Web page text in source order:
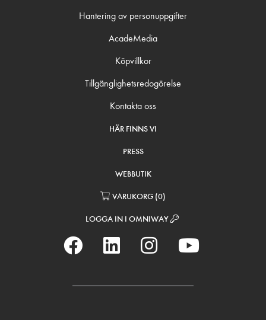
Hantering av personuppgifter
AcadeMedia
Köpvillkor
Tillgänglighetsredogörelse
Kontakta oss
HÄR FINNS VI
PRESS
WEBBUTIK
VARUKORG (0)
LOGGA IN I OMNIWAY